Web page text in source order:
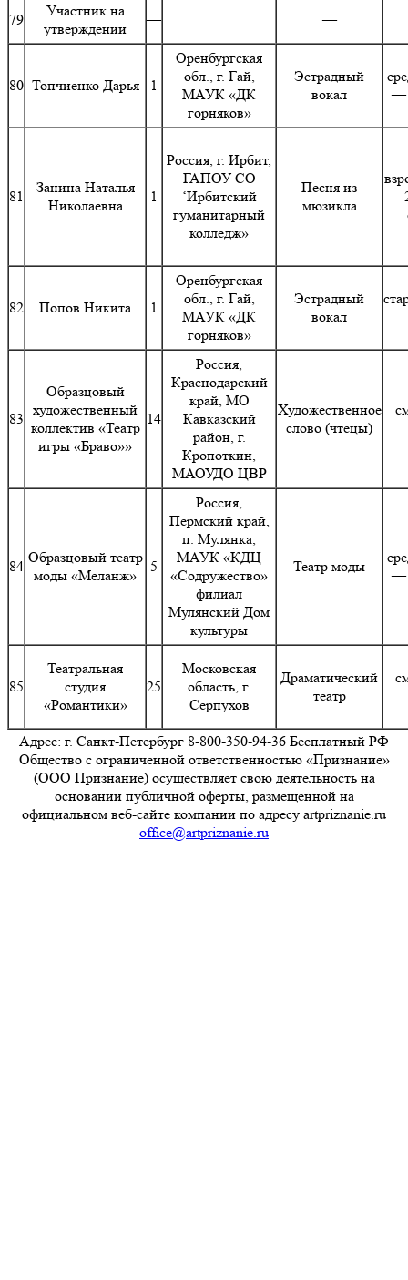
79
Участник на
утверждении
— —
80 Топчиенко Дарья 1
Оренбургская
обл., г. Гай,
МАУК «ДК
горняков»
Эстрадный
вокал
—
81
Занина Наталья
Николаевна
1
Россия, г. Ирбит,
ГАПОУ СО
‘Ирбитский
гуманитарный
колледж»
Песня из
мюзикла
82 Попов Никита 1
Оренбургская
обл., г. Гай,
МАУК «ДК
горняков»
Эстрадный
вокал
83
Образцовый
художественный
коллектив «Театр
игры «Браво»»
14
Россия,
Краснодарский
край, МО
Кавказский
район, г.
Кропоткин,
МАОУДО ЦВР
Художественное
слово (чтецы)
84
Образцовый театр
моды «Меланж»
5
Россия,
Пермский край,
п. Мулянка,
МАУК «КДЦ
«Содружество»
филиал
Мулянский Дом
культуры
Театр моды
—
85
Театральная
студия
«Романтики»
25
Московская
область, г.
Серпухов
Драматический
театр
Адрес: г. Санкт-Петербург 8-800-350-94-36 Бесплатный РФ
Общество с ограниченной ответственностью «Признание»
(ООО Признание) осуществляет свою деятельность на
основании публичной оферты, размещенной на
официальном веб-сайте компании по адресу artpriznanie.ru
office@artpriznanie.ru